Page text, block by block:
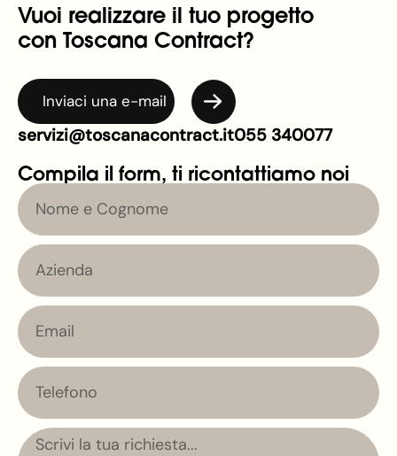
Vuoi realizzare il tuo progetto
con Toscana Contract?
Inviaci una e-mail
servizi@toscanacontract.it055 340077
Compila il form, ti ricontattiamo noi
Nome
e
Cognome
Azienda
Email
Telefono
Messaggio